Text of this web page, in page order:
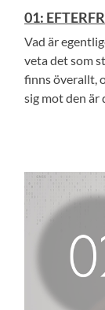
01:
Vad är
veta det som
finns överallt,
sig mot den är